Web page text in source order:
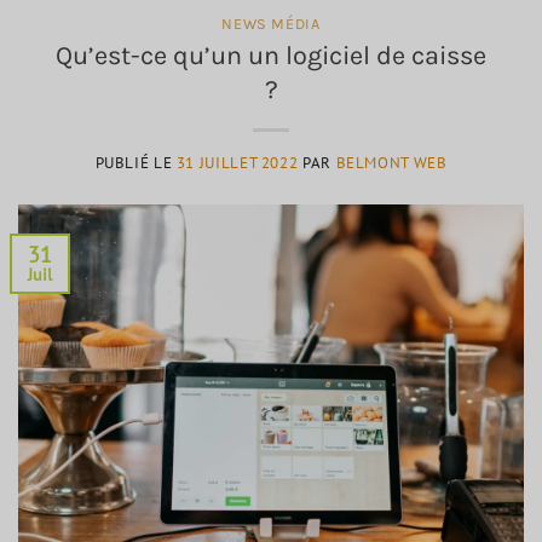
NEWS MÉDIA
Qu’est-ce qu’un un logiciel de caisse
?
PUBLIÉ LE 31 JUILLET 2022 PAR BELMONT WEB
31
Juil